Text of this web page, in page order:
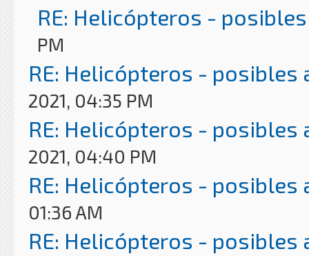
RE: Helicópteros -
PM
RE: Helicópteros - posibles
2021, 04:35 PM
RE: Helicópteros - posibles
2021, 04:40 PM
RE: Helicópteros - posibles
01:36 AM
RE: Helicópteros - posibles